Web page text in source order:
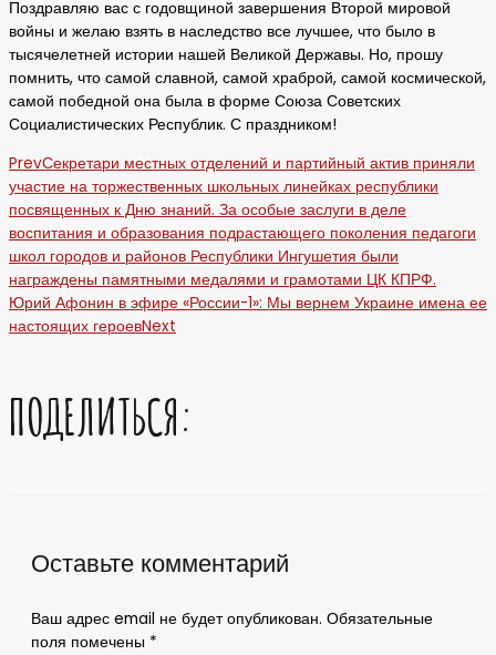
Поздравляю вас с годовщиной завершения Второй мировой
войны и желаю взять в наследство все лучшее, что было в
тысячелетней истории нашей Великой Державы. Но, прошу
помнить, что самой славной, самой храброй, самой космической,
самой победной она была в форме Союза Советских
Социалистических Республик. С праздником!
PrevСекретари местных отделений и партийный актив приняли
участие на торжественных школьных линейках республики
посвященных к Дню знаний. За особые заслуги в деле
воспитания и образования подрастающего поколения педагоги
школ городов и районов Республики Ингушетия были
награждены памятными медалями и грамотами ЦК КПРФ.
Юрий Афонин в эфире «России-1»: Мы вернем Украине имена ее
настоящих героевNext
ПОДЕЛИТЬСЯ:
Оставьте комментарий
Ваш адрес email не будет опубликован. Обязательные
поля помечены *